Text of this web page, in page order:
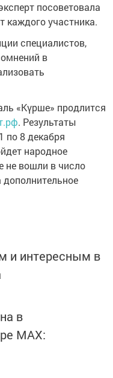
посоветовала
каждого участника.
специалистов,
в
«Күрше» продлится
. Результаты
по 8 декабря
народное
не вошли в число
дополнительное
и интересным в
в
MАХ: